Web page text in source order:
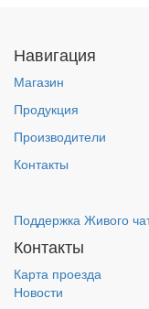
Навигация
Магазин
Продукция
Производители
Контакты
Поддержка Живого
Контакты
Карта проезда
Новости